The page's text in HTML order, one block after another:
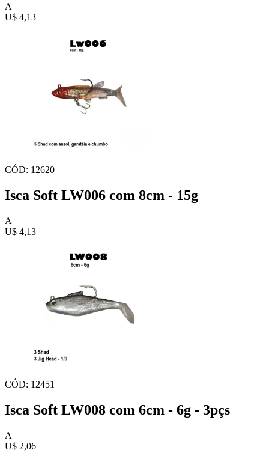
A
U$ 4,13
CÓD: 12620
Isca Soft LW006 com 8cm - 15g
A
U$ 4,13
CÓD: 12451
Isca Soft LW008 com 6cm - 6g - 3pçs
A
U$ 2,06